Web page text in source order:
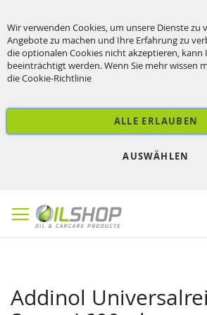
Wir verwenden Cookies, um unsere Dienste zu
Angebote zu machen und Ihre Erfahrung zu
die optionalen Cookies nicht akzeptieren, kann
beeinträchtigt werden. Wenn Sie mehr wissen
dieCookie-Richtlinie
ALLE ERLAUBEN
AUSWÄHLEN
zum
Inhalt
Addinol